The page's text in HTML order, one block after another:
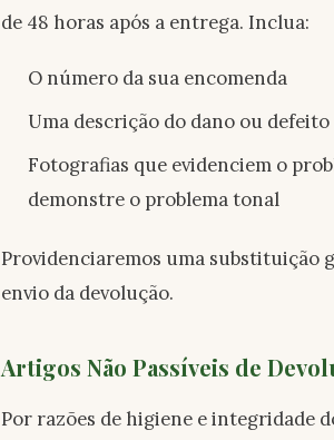
de 48 horas após a entrega. Inclua:
O número da sua encomenda
Uma descrição do dano ou defeito
Fotografias que evidenciem o
demonstre o problema tonal
Providenciaremos uma substituição
envio da devolução.
Artigos Não Passíveis de
Por razões de higiene e integridade